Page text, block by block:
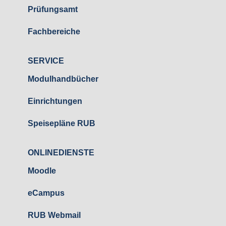
Prüfungsamt
Fachbereiche
SERVICE
Modulhandbücher
Einrichtungen
Speisepläne RUB
ONLINEDIENSTE
Moodle
eCampus
RUB Webmail